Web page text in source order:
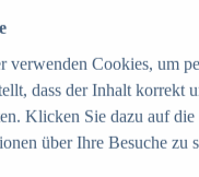
Umsatzes in
verwenden Cookies, um
dass der Inhalt korrekt
Klicken Sie dazu auf
über Ihre Besuche